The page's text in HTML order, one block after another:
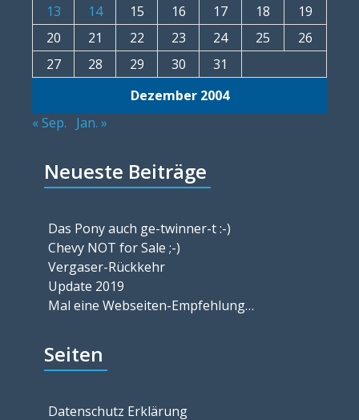
Dezember 2004
13
14 15 16 17 18
19
20
21 22 23 24 25
26
27
28 29 30 31
« Sep. Jan. »
Neueste Beiträge
Das Pony auch ge-twinner-t :-)
Chevy NOT for Sale ;-)
Vergaser-Rückkehr
Update 2019
Mal eine Webseiten-Empfehlung…
Seiten
Datenschutz Erklärung